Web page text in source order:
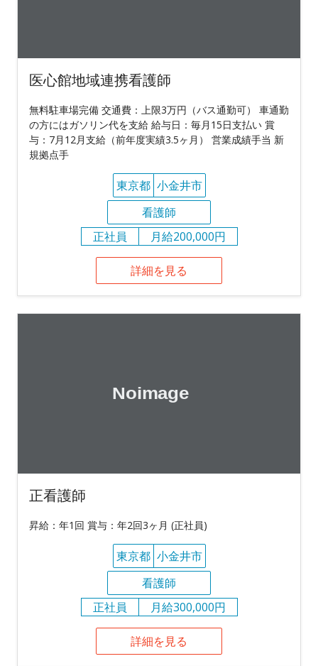
医心館地域連携看護師
無料駐車場完備 交通費：上限3万円（バス通勤可） 車通勤
の方にはガソリン代を支給 給与日：毎月15日支払い 賞
与：7月12月支給（前年度実績3.5ヶ月） 営業成績手当 新
規拠点手
東京都 小金井市
看護師
正社員
月給200,000円
詳細を見る
正看護師
昇給：年1回 賞与：年2回3ヶ月 (正社員)
東京都 小金井市
看護師
正社員
月給300,000円
詳細を見る